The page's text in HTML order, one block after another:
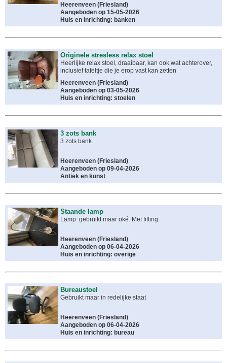
Heerenveen (Friesland)
Aangeboden op 15-05-2026
Huis en inrichting: banken
Originele stresless relax stoel
Heerlijke relax stoel, draaibaar, kan ook wat achterover,
inclusief tafeltje die je erop vast kan zetten
Heerenveen (Friesland)
Aangeboden op 03-05-2026
Huis en inrichting: stoelen
3 zots bank
3 zots bank.
Heerenveen (Friesland)
Aangeboden op 09-04-2026
Antiek en kunst
Staande lamp
Lamp: gebruikt maar oké. Met fitting.
Heerenveen (Friesland)
Aangeboden op 06-04-2026
Huis en inrichting: overige
Bureaustoel
Gebruikt maar in redelijke staat
Heerenveen (Friesland)
Aangeboden op 06-04-2026
Huis en inrichting: bureau